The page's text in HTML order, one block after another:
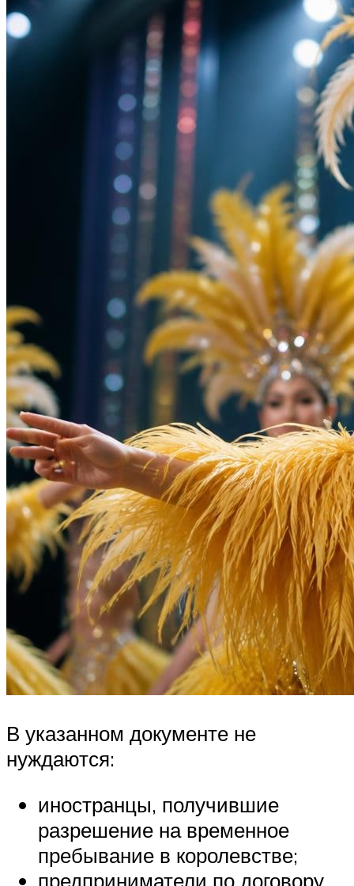
В указанном документе не
нуждаются:
иностранцы, получившие
разрешение на временное
пребывание в королевстве;
предприниматели по договору